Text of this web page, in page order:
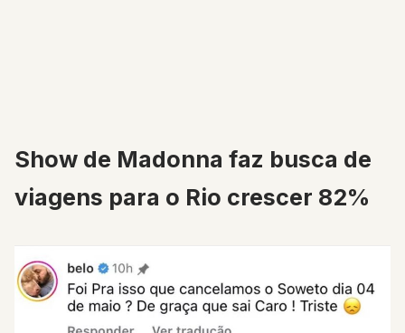
Show de Madonna faz busca de
viagens para o Rio crescer 82%